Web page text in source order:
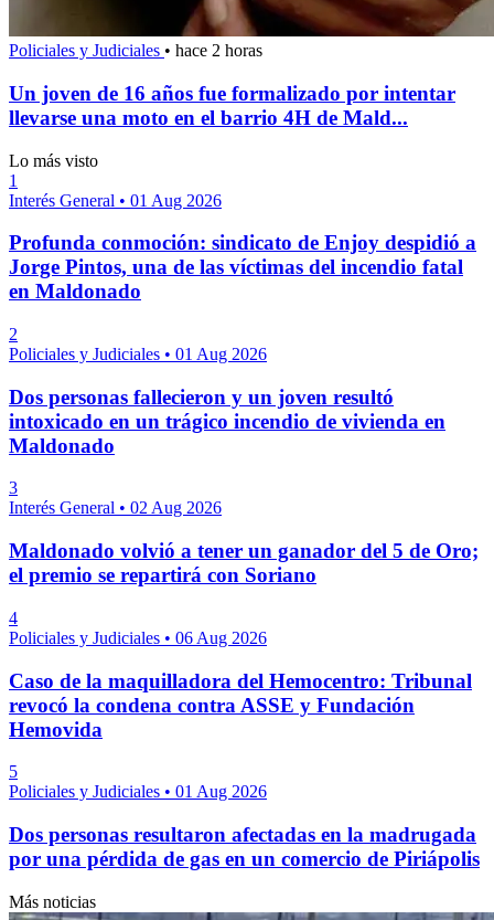
Policiales y Judiciales • hace 2 horas
Un joven de 16 años fue formalizado por intentar
llevarse una moto en el barrio 4H de Mald...
Lo más visto
1
Interés General • 01 Aug 2026
Profunda conmoción: sindicato de Enjoy despidió a
Jorge Pintos, una de las víctimas del incendio fatal
en Maldonado
2
Policiales y Judiciales • 01 Aug 2026
Dos personas fallecieron y un joven resultó
intoxicado en un trágico incendio de vivienda en
Maldonado
3
Interés General • 02 Aug 2026
Maldonado volvió a tener un ganador del 5 de Oro;
el premio se repartirá con Soriano
4
Policiales y Judiciales • 06 Aug 2026
Caso de la maquilladora del Hemocentro: Tribunal
revocó la condena contra ASSE y Fundación
Hemovida
5
Policiales y Judiciales • 01 Aug 2026
Dos personas resultaron afectadas en la madrugada
por una pérdida de gas en un comercio de Piriápolis
Más noticias